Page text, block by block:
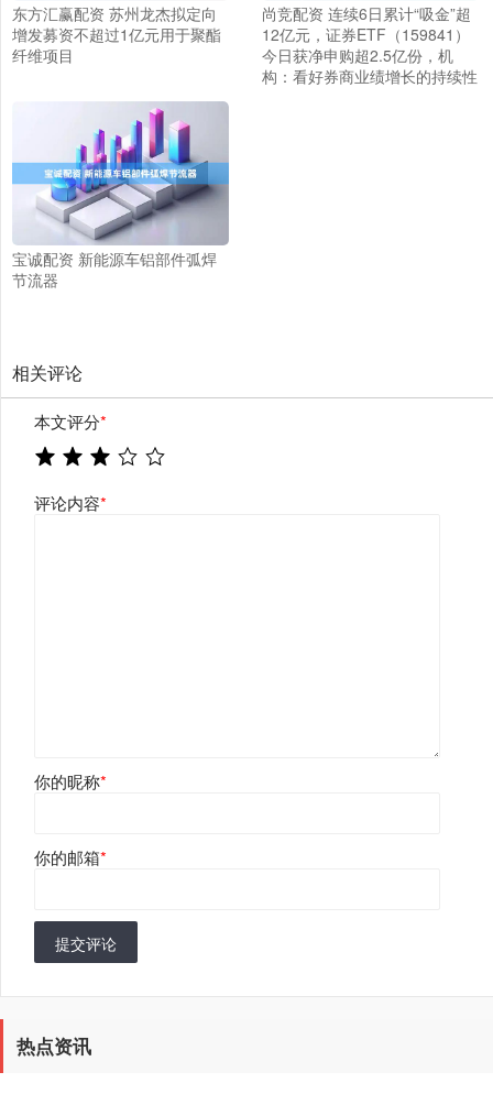
东方汇赢配资 苏州龙杰拟定向
增发募资不超过1亿元用于聚酯
纤维项目
尚竞配资 连续6日累计“吸金”超
12亿元，证券ETF（159841）
今日获净申购超2.5亿份，机
构：看好券商业绩增长的持续性
宝诚配资 新能源车铝部件弧焊
节流器
相关评论
本文评分*
评论内容*
你的昵称*
你的邮箱*
提交评论
热点资讯